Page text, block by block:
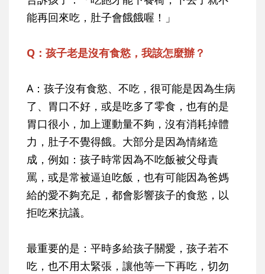
能再回來吃，肚子會餓餓喔！」
Q：孩子老是沒有食慾，我該怎麼辦？
A：孩子沒有食慾、不吃，很可能是因為生病
了、胃口不好，或是吃多了零食，也有的是
胃口很小，加上運動量不夠，沒有消耗掉體
力，肚子不覺得餓。大部分是因為情緒造
成，例如：孩子時常因為不吃飯被父母責
罵，或是常被逼迫吃飯，也有可能因為爸媽
給的愛不夠充足，都會影響孩子的食慾，以
拒吃來抗議。
最重要的是：平時多給孩子關愛，孩子若不
吃，也不用太緊張，讓他等一下再吃，切勿